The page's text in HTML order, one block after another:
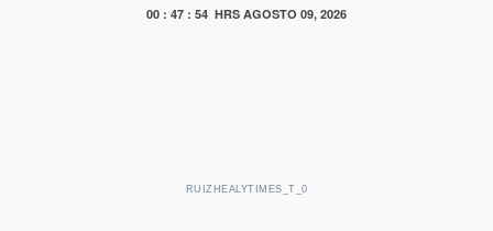
00 : 47 : 55 HRS AGOSTO 09, 2026
RUIZHEALYTIMES_T_0